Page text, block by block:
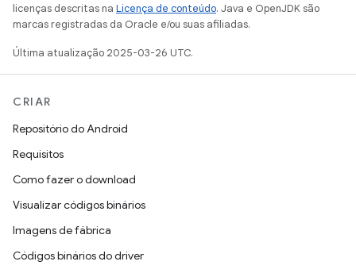
licenças descritas na Licença de conteúdo. Java e OpenJDK são
marcas registradas da Oracle e/ou suas afiliadas.
Última atualização 2025-03-26 UTC.
CRIAR
Repositório do Android
Requisitos
Como fazer o download
Visualizar códigos binários
Imagens de fábrica
Códigos binários do driver